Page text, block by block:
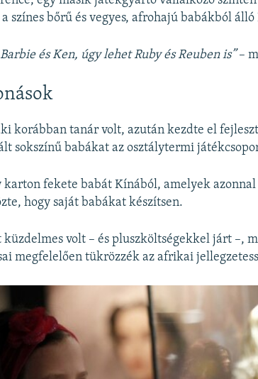
színes bőrű és vegyes, afrohajú babákból
és Ken, úgy lehet Ruby és Reuben is”–
korábban tanár volt, azután kezdte el
sokszínű babákat az osztálytermi
karton fekete babát Kínából, amelyek
hogy saját babákat készítsen.
küzdelmes volt – és pluszköltségekkel járt –,
megfelelően tükrözzék az afrikai